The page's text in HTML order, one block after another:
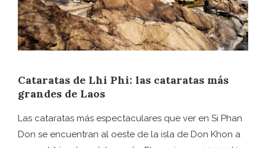
Cataratas de Lhi Phi: las cataratas más
grandes de Laos
Las cataratas más espectaculares que ver en Si Phan
Don se encuentran al oeste de la isla de Don Khon a